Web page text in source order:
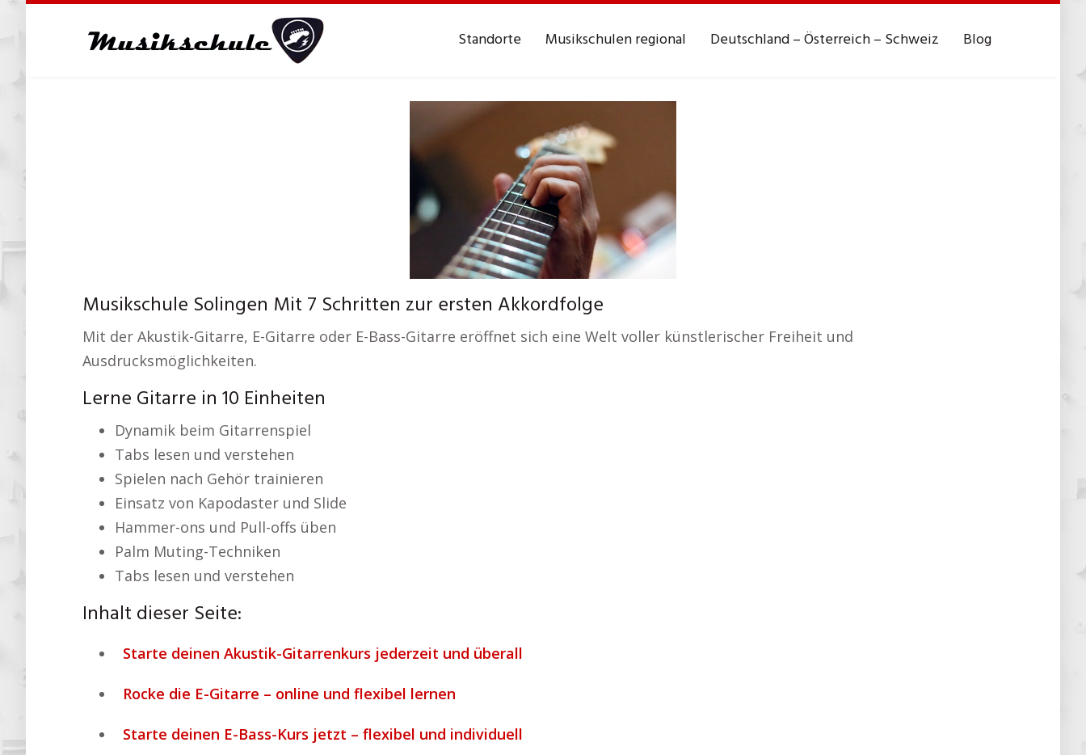
content
Standorte Musikschulen regional Deutschland – Österreich – Schweiz Blog
Musikschule Solingen Mit 7 Schritten zur ersten Akkordfolge
Mit der Akustik-Gitarre, E-Gitarre oder E-Bass-Gitarre eröffnet sich eine Welt voller künstlerischer Freiheit und
Ausdrucksmöglichkeiten.
Lerne Gitarre in 10 Einheiten
Dynamik beim Gitarrenspiel
Tabs lesen und verstehen
Spielen nach Gehör trainieren
Einsatz von Kapodaster und Slide
Hammer-ons und Pull-offs üben
Palm Muting-Techniken
Tabs lesen und verstehen
Inhalt dieser Seite:
Starte deinen Akustik-Gitarrenkurs jederzeit und überall
Rocke die E-Gitarre – online und flexibel lernen
Starte deinen E-Bass-Kurs jetzt – flexibel und individuell